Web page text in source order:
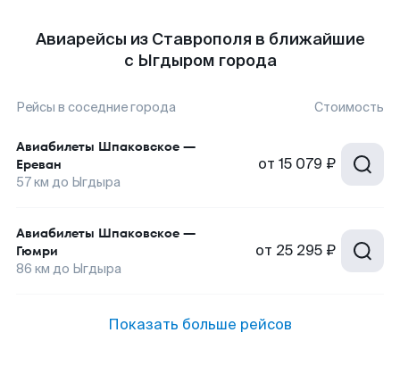
Авиарейсы из Ставрополя в ближайшие
с Ыгдыром города
Рейсы в соседние города Стоимость
Авиабилеты Шпаковское —
Ереван
57км до Ыгдыра
от 15 079 ₽
Авиабилеты Шпаковское —
Гюмри
86 км до Ыгдыра
от 25 295 ₽
Показать больше рейсов